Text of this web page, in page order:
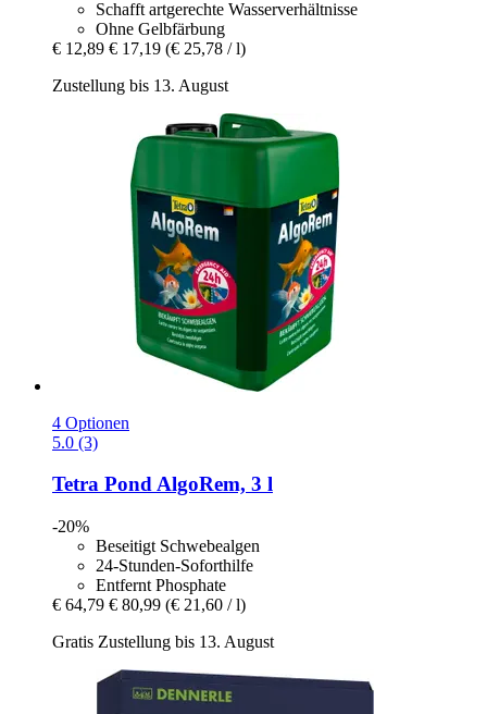
Schafft artgerechte Wasserverhältnisse
Ohne Gelbfärbung
€ 12,89 € 17,19 (€ 25,78 / l)
Zustellung bis 13. August
4 Optionen
5.0 (3)
Tetra Pond AlgoRem, 3 l
-20%
Beseitigt Schwebealgen
24-Stunden-Soforthilfe
Entfernt Phosphate
€ 64,79 € 80,99 (€ 21,60 / l)
Gratis Zustellung bis 13. August